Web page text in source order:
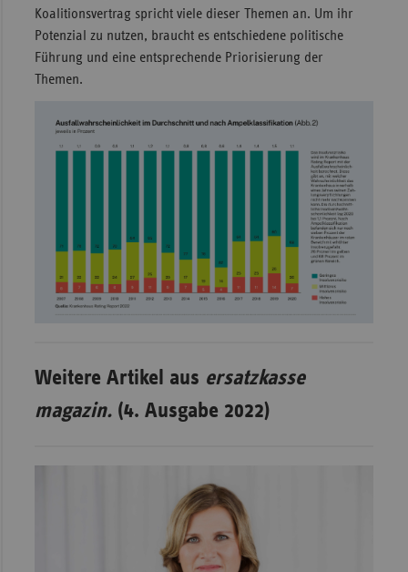
Koalitionsvertrag spricht viele dieser Themen an. Um ihr
Potenzial zu nutzen, braucht es entschiedene politische
Führung und eine entsprechende Priorisierung der
Themen.
Weitere Artikel aus ersatzkasse
magazin.(4. Ausgabe 2022)